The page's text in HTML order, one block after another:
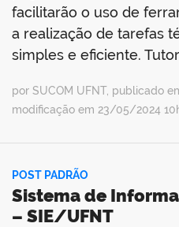
facilitarão o uso de
a realização de tarefas
simples e eficiente.
por SUCOM UFNT, publicado
modificação em 23/05/2024
POST PADRÃO
Sistema de
– SIE/UFNT